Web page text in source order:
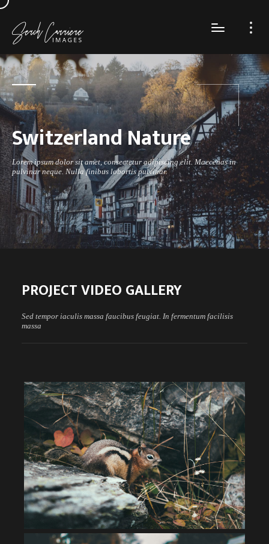
Switzerland Nature
Lorem ipsum dolor sit amet, consectetur adipiscing elit. Maecenas in
pulvinar neque. Nulla finibus lobortis pulvinar.
PROJECT VIDEO GALLERY
Sed tempor iaculis massa faucibus feugiat. In fermentum facilisis
massa